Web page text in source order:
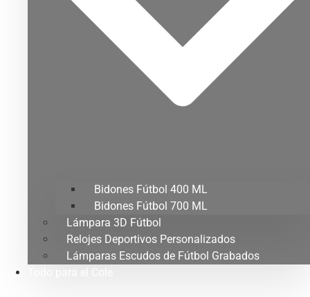
Bidones Fútbol 400 ML
Bidones Fútbol 700 ML
Lámpara 3D Fútbol
Relojes Deportivos Personalizados
Lámparas Escudos de Fútbol Grabados